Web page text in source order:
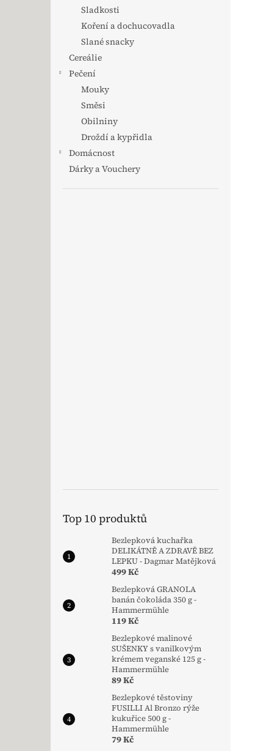
Sladkosti
Koření a dochucovadla
Slané snacky
Cereálie
Pečení
Mouky
Směsi
Obilniny
Droždí a kypřidla
Domácnost
Dárky a Vouchery
Top 10 produktů
Bezlepková kuchařka
DELIKÁTNĚ A ZDRAVĚ BEZ
LEPKU - Dagmar Matějková
499 Kč
Bezlepková GRANOLA
banán čokoláda 350 g -
Hammermühle
119 Kč
Bezlepkové malinové
SUŠENKY s vanilkovým
krémem veganské 125 g -
Hammermühle
89 Kč
Bezlepkové těstoviny
FUSILLI Al Bronzo rýže
kukuřice 500 g -
Hammermühle
79 Kč